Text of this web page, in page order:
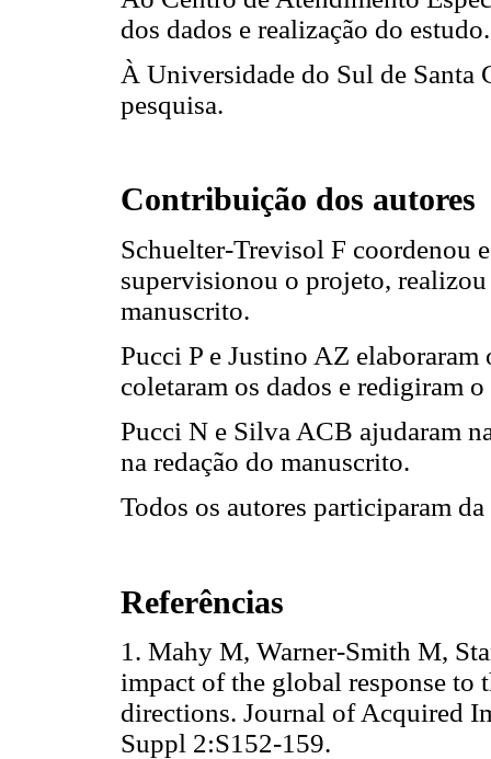
dos dados e realização do estudo.
À Universidade do Sul de
pesquisa.
Contribuição dos autores
Schuelter-Trevisol F coordenou
supervisionou o projeto,
manuscrito.
Pucci P e Justino AZ
coletaram os dados e redigiram
Pucci N e Silva ACB ajudaram
na redação do manuscrito.
Todos os autores participaram
Referências
1. Mahy M, Warner-Smith M,
impact of the global response to
directions. Journal of Acquired
Suppl 2:S152-159.